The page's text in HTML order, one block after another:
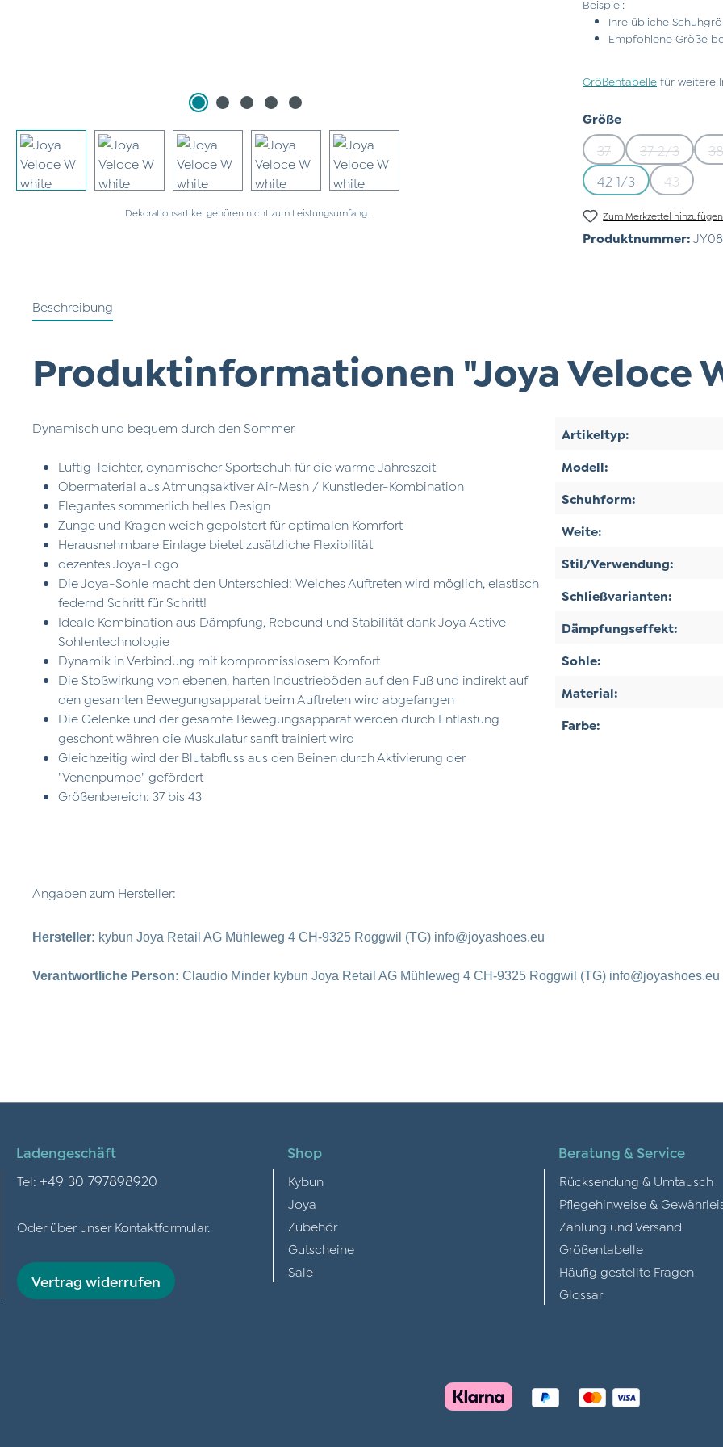
Dekorationsartikel gehören nicht zum Leistungsumfang.
Beispiel:
Ihre übliche
Empfohlene Größe
Größentabelle für weitere
Größeauswählen
37(Diese Option ist
37 2/3
(Diese
42 1/3(Diese Option ist
43(Diese
Zum Merkzettel hinzufügen
Produktnummer:
Beschreibung
Produktinformationen "Joya Veloce
Dynamisch und bequem durch den Sommer
Luftig-leichter, dynamischer Sportschuh für die warme Jahreszeit
Obermaterial aus Atmungsaktiver Air-Mesh / Kunstleder-Kombination
Elegantes sommerlich helles Design
Zunge und Kragen weich gepolstert für optimalen Komrfort
Herausnehmbare Einlage bietet zusätzliche Flexibilität
dezentes Joya-Logo
Die Joya-Sohle macht den Unterschied: Weiches Auftreten wird möglich, elastisch
federnd Schritt für Schritt!
Ideale Kombination aus Dämpfung, Rebound und Stabilität dank Joya Active
Sohlentechnologie
Dynamik in Verbindung mit kompromisslosem Komfort
Die Stoßwirkung von ebenen, harten Industrieböden auf den Fuß und indirekt auf
den gesamten Bewegungsapparat beim Auftreten wird abgefangen
Die Gelenke und der gesamte Bewegungsapparat werden durch Entlastung
geschont währen die Muskulatur sanft trainiert wird
Gleichzeitig wird der Blutabfluss aus den Beinen durch Aktivierung der
"Venenpumpe" gefördert
Größenbereich: 37 bis 43
Artikeltyp:
Modell:
Schuhform:
Weite:
Stil/Verwendung:
Schließvarianten:
Dämpfungseffekt:
Sohle:
Material:
Farbe:
Angaben zum Hersteller:
Hersteller: kybun Joya Retail AG Mühleweg 4 CH-9325 Roggwil (TG) info@joyashoes.eu
Verantwortliche Person: Claudio Minder kybun Joya Retail AG Mühleweg 4 CH-9325 Roggwil (TG) info@joyashoes.eu
Ladengeschäft
Tel: +49 30 797898920
Oder über unser Kontaktformular.
Vertrag widerrufen
Shop
Kybun
Joya
Zubehör
Gutscheine
Sale
Beratung & Service
Rücksendung & Umtausch
Pflegehinweise &
Zahlung und Versand
Größentabelle
Häufig gestellte Fragen
Glossar